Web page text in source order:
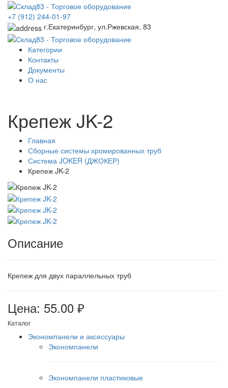
+7 (912) 244-01-97
г.Екатеринбург, ул.Ржевская, 83
Категории
Контакты
Документы
О нас
Крепеж JK-2
Главная
Сборные системы хромированных труб
Система JOKER (ДЖОКЕР)
Крепеж JK-2
Описание
Крепеж для двух параллельных труб
Цена: 55.00 ₽
Каталог
Экономпанели и аксессуары
Экономпанели
Экономпанели пластиковые